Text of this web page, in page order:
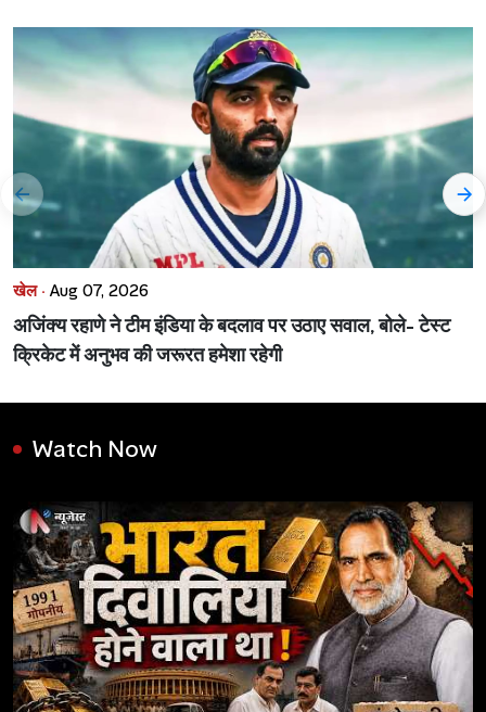
खेल · Aug 07, 2026
अजिंक्य रहाणे ने टीम इंडिया के बदलाव पर उठाए सवाल, बोले- टेस्ट
क्रिकेट में अनुभव की जरूरत हमेशा रहेगी
Watch Now